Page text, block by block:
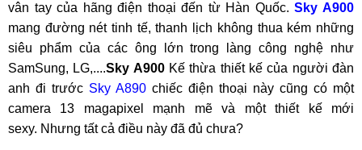
vân tay của hãng điện thoại đến từ Hàn Quốc.Sky A900
mang đường nét tinh tế, thanh lịch không thua kém những
siêu phẩm của các ông lớn trong làng công nghệ như
SamSung, LG,....Sky A900Kế thừa thiết kế của người đàn
anh đi trước Sky A890 chiếc điện thoại này cũng có một
camera 13 magapixel mạnh mẽ và một thiết kế mới
sexy. Nhưng tất cả điều này đã đủ chưa?